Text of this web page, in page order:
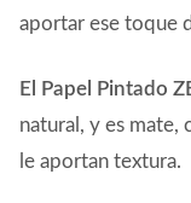
aportar ese toque
El Papel Pintado
natural, y es mate,
le aportan textura.